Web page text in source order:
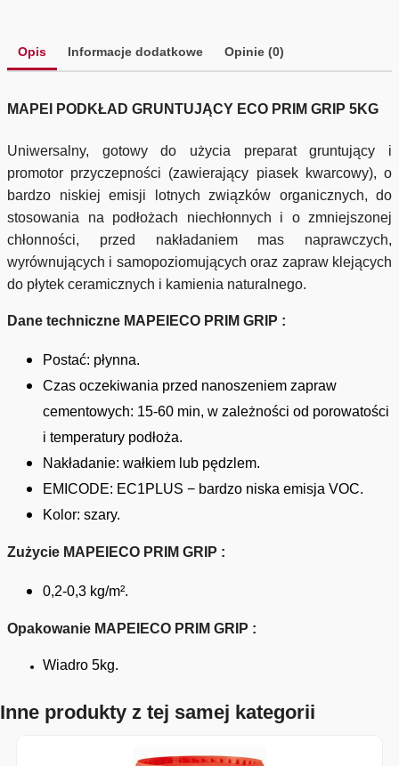
Opis Informacje dodatkowe Opinie (0)
MAPEI PODKŁAD GRUNTUJĄCY ECO PRIM GRIP 5KG
Uniwersalny, gotowy do użycia preparat gruntujący i
promotor przyczepności (zawierający piasek kwarcowy), o
bardzo niskiej emisji lotnych związków organicznych, do
stosowania na podłożach niechłonnych i o zmniejszonej
chłonności, przed nakładaniem mas naprawczych,
wyrównujących i samopoziomujących oraz zapraw klejących
do płytek ceramicznych i kamienia naturalnego.
Dane techniczne MAPEIECO PRIM GRIP :
Postać: płynna.
Czas oczekiwania przed nanoszeniem zapraw
cementowych: 15-60 min, w zależności od porowatości
i temperatury podłoża.
Nakładanie: wałkiem lub pędzlem.
EMICODE: EC1PLUS − bardzo niska emisja VOC.
Kolor: szary.
Zużycie MAPEIECO PRIM GRIP :
0,2-0,3 kg/m².
Opakowanie MAPEIECO PRIM GRIP :
Wiadro 5kg.
Inne produkty z tej samej kategorii